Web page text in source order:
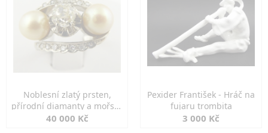
Noblesní zlatý prsten,
přírodní diamanty a mořské
perly
40 000 Kč
Pexider František - Hráč na
fujaru trombita
3 000 Kč